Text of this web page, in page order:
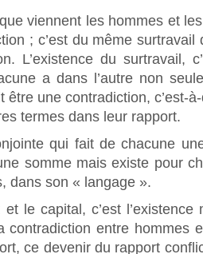
viennent les hommes et
; c’est du même
L’existence du surtravail,
a dans l’autre non
être une contradiction, c’est-
termes dans leur rapport.
qui fait de chacune
somme mais existe pour
dans son « langage ».
le capital, c’est
contradiction entre hommes
ce devenir du rapport